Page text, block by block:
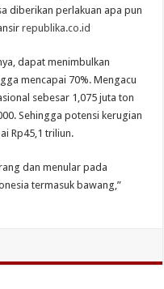
diberikan perlakuan apa pun
republika.co.id
dapat menimbulkan
mencapai 70%. Mengacu
sebesar 1,075 juta ton
Sehingga potensi kerugian
Rp45,1 triliun.
dan menular pada
termasuk bawang,”